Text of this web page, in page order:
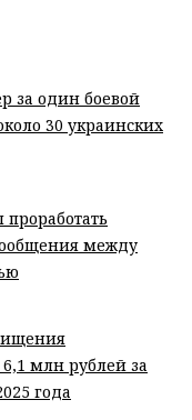
за один боевой
30 украинских
между
млн рублей за
года